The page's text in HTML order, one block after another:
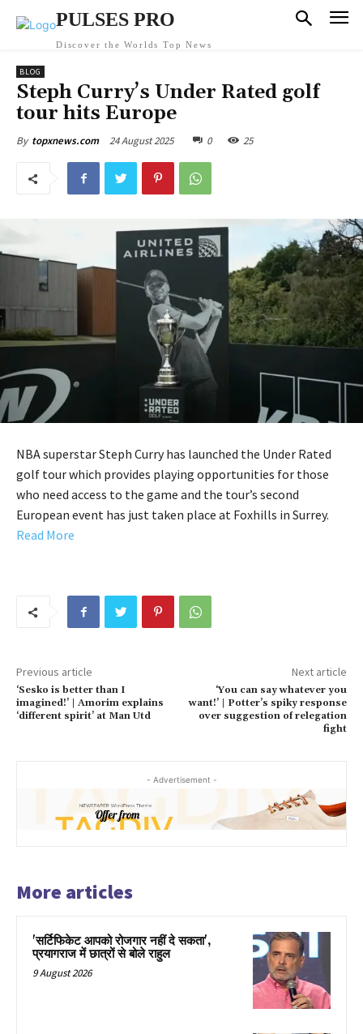
PULSES PRO
Discover the Worlds Top News
BLOG
Steph Curry’s Under Rated golf
tour hits Europe
By topxnews.com 24 August 2025 0 25
NBA superstar Steph Curry has launched the Under Rated
golf tour which provides playing opportunities for those
who need access to the game and the tour’s second
European event has just taken place at Foxhills in Surrey.
Read More
Previous article
‘Sesko is better than I
imagined!’ | Amorim explains
‘different spirit’ at Man Utd
Next article
‘You can say whatever you
want!’ | Potter’s spiky response
over suggestion of relegation
fight
- Advertisement -
More articles
'सर्टिफिकेट आपको रोजगार नहीं दे सकता',
प्रयागराज में छात्रों से बोले राहुल
9 August 2026